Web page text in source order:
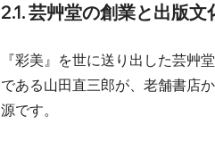
2.1. 芸艸堂の創業と出版
『彩美』を世に送り出した芸艸
である山田直三郎が、老舗書店
源です。